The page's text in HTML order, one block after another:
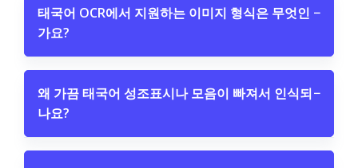
태국어 OCR에서 지원하는 이미지 형식은 무엇인
가요?
−
왜 가끔 태국어 성조표시나 모음이 빠져서 인식되
나요?
−